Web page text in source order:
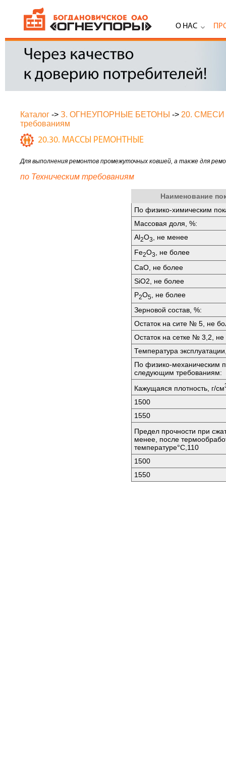
О НАС
Каталог -> З. ОГНЕУПОРНЫЕ БЕТОНЫ -> 20.
требованиям
20.30. МАССЫ РЕМОНТНЫЕ
Для выполнения ремонтов промежуточных ковшей, а также для
по Техническим требованиям
Наименование
По физико-химическим
Массовая доля, %:
Аl2O3
, не менее
Fе2O3
, не более
СаО, не более
SiО2, не более
P2O5
, не более
Зерновой состав, %:
Остаток на сите № 5, не
Остаток на сетке № 3,2, не
Температура
По физико-механическим
следующим требованиям:
Кажущаяся плотность, г/см
1500
1550
Предел прочности при
менее, после
температуре°C,110
1500
1550